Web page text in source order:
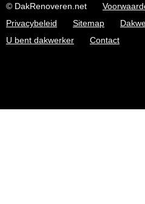
© DakRenoveren.net
Privacybeleid
Sitemap
U bent dakwerker
Contact